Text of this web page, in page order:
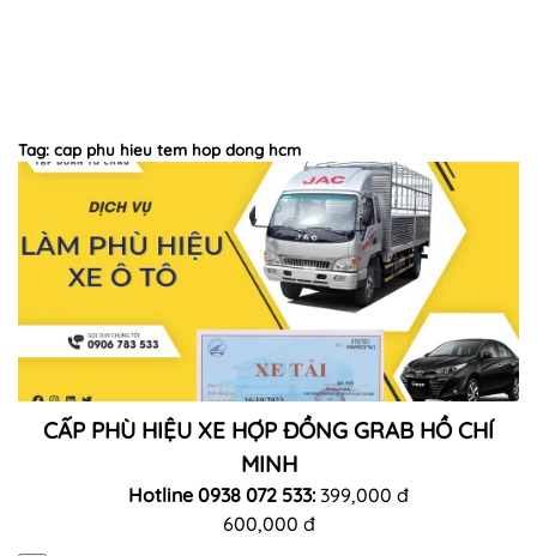
Tag: cap phu hieu tem hop dong hcm
CẤP PHÙ HIỆU XE HỢP ĐỒNG GRAB HỒ CHÍ
MINH
Hotline 0938 072 533:399,000 đ
600,000 đ